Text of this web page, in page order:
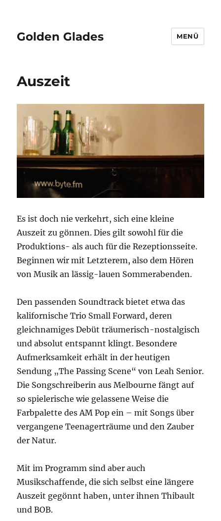
Golden Glades MENÜ
Auszeit
Es ist doch nie verkehrt, sich eine kleine
Auszeit zu gönnen. Dies gilt sowohl für die
Produktions- als auch für die Rezeptionsseite.
Beginnen wir mit Letzterem, also dem Hören
von Musik an lässig-lauen Sommerabenden.
Den passenden Soundtrack bietet etwa das
kalifornische Trio Small Forward, deren
gleichnamiges Debüt träumerisch-nostalgisch
und absolut entspannt klingt. Besondere
Aufmerksamkeit erhält in der heutigen
Sendung „The Passing Scene“ von Leah Senior.
Die Songschreiberin aus Melbourne fängt auf
so spielerische wie gelassene Weise die
Farbpalette des AM Pop ein – mit Songs über
vergangene Teenagerträume und den Zauber
der Natur.
Mit im Programm sind aber auch
Musikschaffende, die sich selbst eine längere
Auszeit gegönnt haben, unter ihnen Thibault
und BOB.